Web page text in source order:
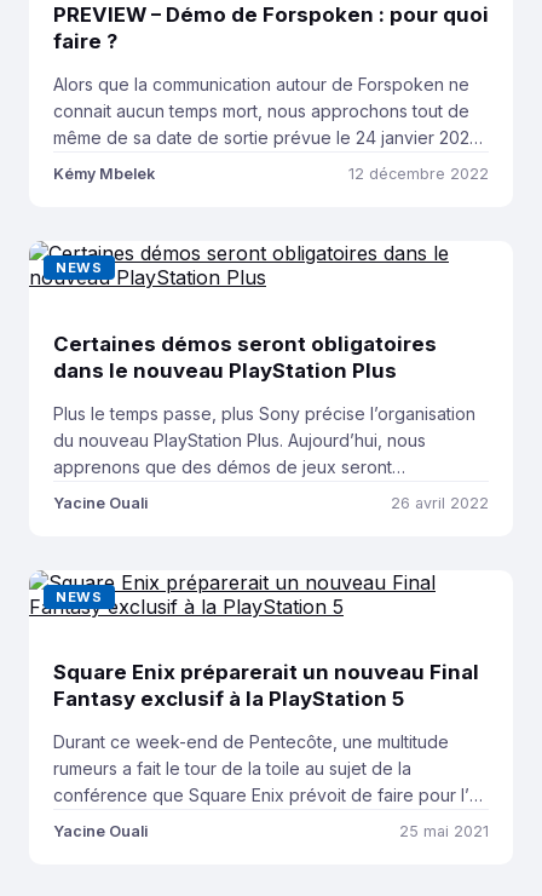
PREVIEW – Démo de Forspoken : pour quoi
faire ?
Alors que la communication autour de Forspoken ne
connait aucun temps mort, nous approchons tout de
même de sa date de sortie prévue le 24 janvier 2023.
L’occasion pour Square Enix et PlayStation d’annoncer
qu’elle ne représente pas la version […]
Kémy Mbelek 12 décembre 2022
NEWS
Certaines démos seront obligatoires
dans le nouveau PlayStation Plus
Plus le temps passe, plus Sony précise l’organisation
du nouveau PlayStation Plus. Aujourd’hui, nous
apprenons que des démos de jeux seront
obligatoires pour tous les développeurs dont le titre
dessous. PRÉCISION : Game Developer a indiqué que
le prix […]
Yacine Ouali 26 avril 2022
NEWS
Square Enix préparerait un nouveau Final
Fantasy exclusif à la PlayStation 5
Durant ce week-end de Pentecôte, une multitude
rumeurs a fait le tour de la toile au sujet de la
conférence que Square Enix prévoit de faire pour l’E3
2021. Alors que les fuites en amont de la grand messe
Yacine Ouali 25 mai 2021